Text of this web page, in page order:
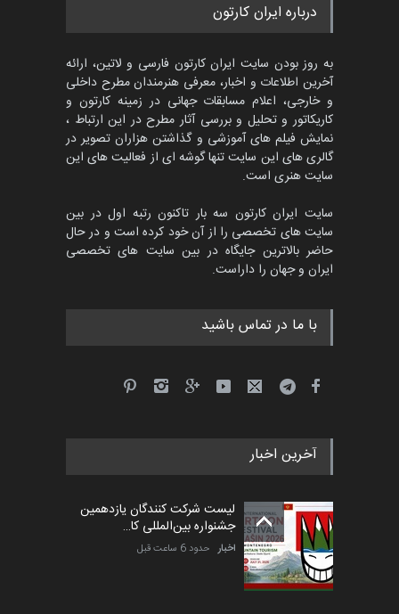
مسابقه بین‌المللی کارتون آیدین
دوغان، ترکیه،…
مسابقۀ بین‌المللی کارتون و
کاریکاتور «البغلی…
مهلت 3 ماه دیگر
پنجمین مسابقۀ بین‌المللی
کارتون CARTUNION ، …
مهلت
مهلت
پنجمین مسابقۀ بین‌المللی
مهلت 5 ماه دیگر
درباره ایران کارتون
به روز بودن سایت ایران کارتون فارسی و لاتین، ارائه
آخرین اطلاعات و اخبار، معرفی هنرمندان مطرح داخلی
و خارجی، اعلام مسابقات جهانی در زمینه کارتون و
کاریکاتور و تحلیل و بررسی آثار مطرح در این ارتباط ،
نمایش فیلم های آموزشی و گذاشتن هزاران تصویر در
گالری های این سایت تنها گوشه ای از فعالیت های این
سایت هنری است.
سایت ایران کارتون سه بار تاکنون رتبه اول در بین
سایت های تخصصی را از آن خود کرده است و در حال
حاضر بالاترین جایگاه در بین سایت های تخصصی
ایران و جهان را داراست.
با ما در تماس باشید
آخرین اخبار
لیست شرکت کنندگان یازدهمین
جشنواره بین‌المللی کا…
اخبار حدود 6 ساعت قبل